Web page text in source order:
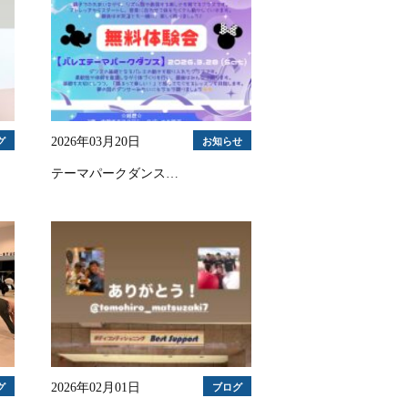
2026年03月20日 お知らせ
テーマパークダンス…
2026年02月01日 ブログ